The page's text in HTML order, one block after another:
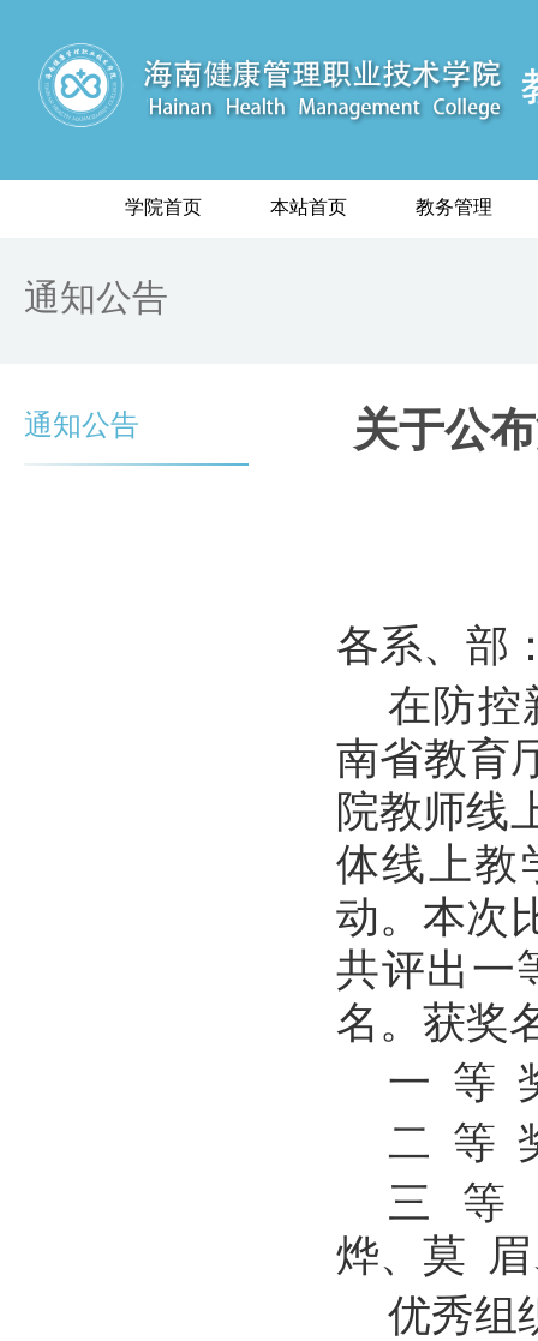
学院首页 本站首页 教务管理
通知公告
通知公告 关于公
各系、部
在防控
南省教育
院教师线
体线上教
动。本次
共评出一
名。获奖
一 等
二 等
三
等
烨、莫
优秀组